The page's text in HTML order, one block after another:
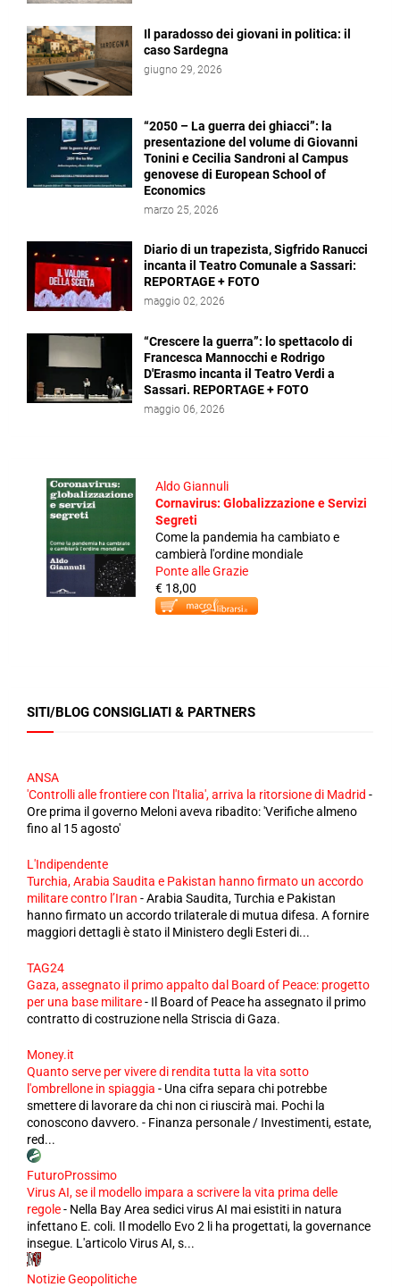
Il paradosso dei giovani in politica: il
caso Sardegna
giugno 29, 2026
“2050 – La guerra dei ghiacci”: la
presentazione del volume di Giovanni
Tonini e Cecilia Sandroni al Campus
genovese di European School of
Economics
marzo 25, 2026
Diario di un trapezista, Sigfrido Ranucci
incanta il Teatro Comunale a Sassari:
REPORTAGE + FOTO
maggio 02, 2026
“Crescere la guerra”: lo spettacolo di
Francesca Mannocchi e Rodrigo
D'Erasmo incanta il Teatro Verdi a
Sassari. REPORTAGE + FOTO
maggio 06, 2026
Aldo Giannuli
Cornavirus: Globalizzazione e Servizi
Segreti
Come la pandemia ha cambiato e
cambierà l'ordine mondiale
Ponte alle Grazie
€ 18,00
SITI/BLOG CONSIGLIATI & PARTNERS
ANSA
'Controlli alle frontiere con l'Italia', arriva la ritorsione di Madrid -
Ore prima il governo Meloni aveva ribadito: 'Verifiche almeno
fino al 15 agosto'
L'Indipendente
Turchia, Arabia Saudita e Pakistan hanno firmato un accordo
militare contro l’Iran -Arabia Saudita, Turchia e Pakistan
hanno firmato un accordo trilaterale di mutua difesa. A fornire
maggiori dettagli è stato il Ministero degli Esteri di...
TAG24
Gaza, assegnato il primo appalto dal Board of Peace: progetto
per una base militare- Il Board of Peace ha assegnato il primo
contratto di costruzione nella Striscia di Gaza.
Money.it
Quanto serve per vivere di rendita tutta la vita sotto
l'ombrellone in spiaggia - Una cifra separa chi potrebbe
smettere di lavorare da chi non ci riuscirà mai. Pochi la
conoscono davvero. - Finanza personale / Investimenti, estate,
red...
FuturoProssimo
Virus AI, se il modello impara a scrivere la vita prima delle
regole- Nella Bay Area sedici virus AI mai esistiti in natura
infettano E. coli. Il modello Evo 2 li ha progettati, la governance
insegue. L'articolo Virus AI, s...
Notizie Geopolitiche